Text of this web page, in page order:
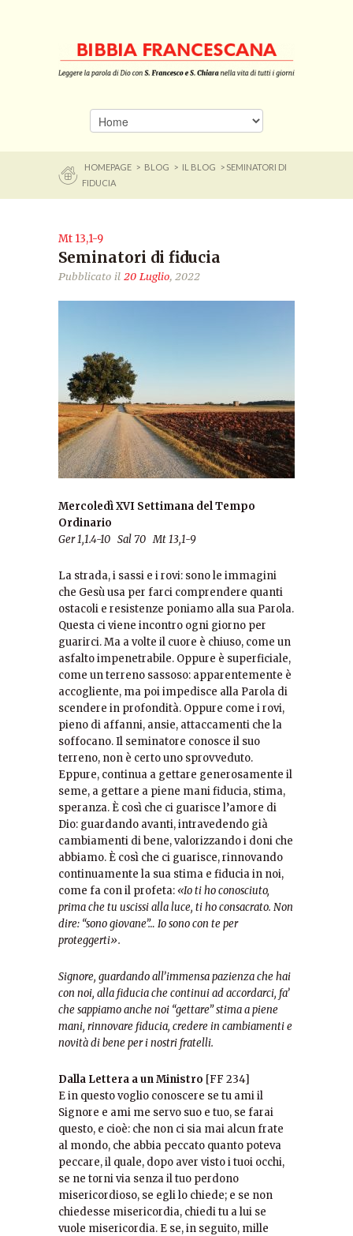
HOMEPAGE > BLOG > IL BLOG
> SEMINATORI DI
FIDUCIA
Mt 13,1-9
Seminatori di fiducia
Pubblicato il 20 Luglio, 2022
Mercoledì XVI Settimana del Tempo
Ordinario
Ger 1,1.4-10 Sal 70 Mt 13,1-9
La strada, i sassi e i rovi: sono le immagini
che Gesù usa per farci comprendere quanti
ostacoli e resistenze poniamo alla sua Parola.
Questa ci viene incontro ogni giorno per
guarirci. Ma a volte il cuore è chiuso, come un
asfalto impenetrabile. Oppure è superficiale,
come un terreno sassoso: apparentemente è
accogliente, ma poi impedisce alla Parola di
scendere in profondità. Oppure come i rovi,
pieno di affanni, ansie, attaccamenti che la
soffocano. Il seminatore conosce il suo
terreno, non è certo uno sprovveduto.
Eppure, continua a gettare generosamente il
seme, a gettare a piene mani fiducia, stima,
speranza. È così che ci guarisce l’amore di
Dio: guardando avanti, intravedendo già
cambiamenti di bene, valorizzando i doni che
abbiamo. È così che ci guarisce, rinnovando
continuamente la sua stima e fiducia in noi,
come fa con il profeta:«Io ti ho conosciuto,
prima che tu uscissi alla luce, ti ho consacrato. Non
dire: “sono giovane”… Io sono con te per
proteggerti».
Signore, guardando all’immensa pazienza che hai
con noi, alla fiducia che continui ad accordarci, fa’
chesappiamo anche noi “gettare” stima a piene
mani, rinnovare fiducia, credere in cambiamenti e
novità di beneper i nostri fratelli.
Dalla Lettera a un Ministro [FF 234]
E in questo voglio conoscere se tu ami il
Signore e ami me servo suo e tuo, se farai
questo, e cioè: che non ci sia mai alcun frate
al mondo, che abbia peccato quanto poteva
peccare, il quale, dopo aver visto i tuoi occhi,
se ne torni via senza il tuo perdono
misericordioso, se egli lo chiede; e se non
chiedesse misericordia, chiedi tu a lui se
vuole misericordia. E se, in seguito, mille